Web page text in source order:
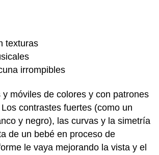
texturas
irrompibles
y móviles de colores y con patrones
contrastes fuertes (como un
y negro), las curvas y la simetría
de un bebé en proceso de
le vaya mejorando la vista y el